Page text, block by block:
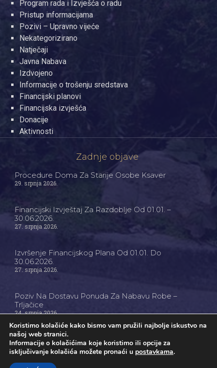
Program rada i Izvješća o radu
Pristup informacijama
Pozivi – Upravno vijeće
Nekategorizirano
Natječaji
Javna Nabava
Izdvojeno
Informacije o trošenju sredstava
Financijski planovi
Financijska izvješća
Donacije
Aktivnosti
Zadnje objave
Procedure Doma Za Starije Osobe Ksaver
29. srpnja 2026.
Financijski Izvještaj Za Razdoblje Od 01.01. –
30.06.2026.
27. srpnja 2026.
Izvršenje Financijskog Plana Od 01.01. Do
30.06.2026.
27. srpnja 2026.
Poziv Na Dostavu Ponuda Za Nabavu Robe –
Trljačice
24. srpnja 2026.
Ⓒ Dom Za Starije Osobe Ksaver - Sva Prava Pridržana
Koristimo kolačiće kako bismo vam pružili najbolje iskustvo na
našoj web stranici.
Informacije o kolačićima koje koristimo ili opcije za
isključivanje kolačića možete pronaći u postavkama.